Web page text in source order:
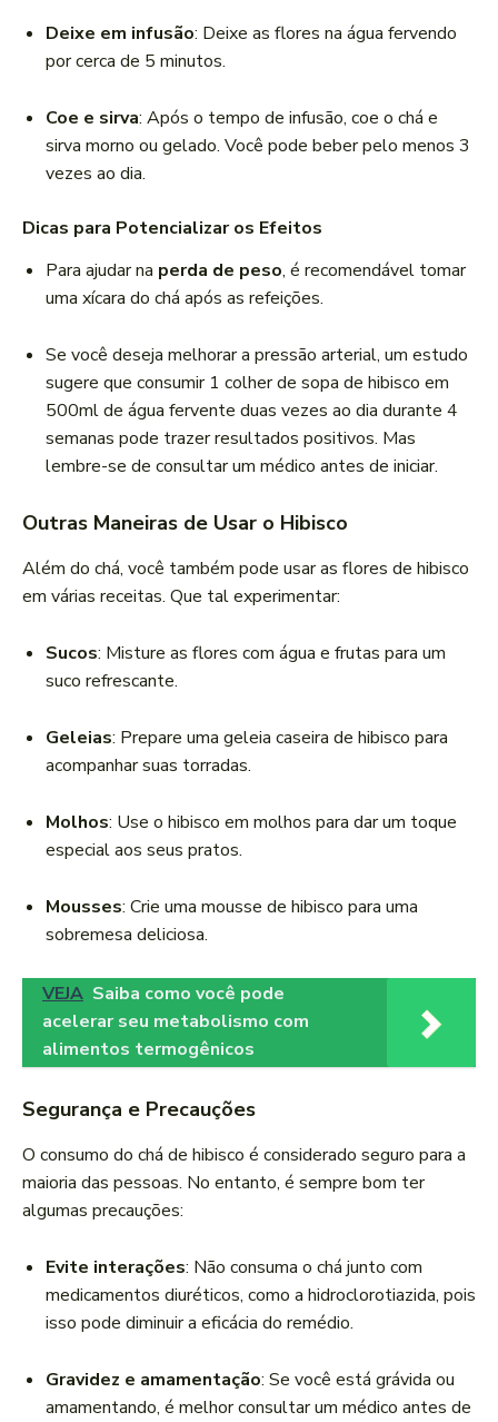
Deixe em infusão: Deixe as flores na água fervendo
por cerca de 5 minutos.
Coe e sirva: Após o tempo de infusão, coe o chá e
sirva morno ou gelado. Você pode beber pelo menos 3
vezes ao dia.
Dicas para Potencializar os Efeitos
Para ajudar na perda de peso, é recomendável tomar
uma xícara do chá após as refeições.
Se você deseja melhorar a pressão arterial, um estudo
sugere que consumir 1 colher de sopa de hibisco em
500ml de água fervente duas vezes ao dia durante 4
semanas pode trazer resultados positivos. Mas
lembre-se de consultar um médico antes de iniciar.
Outras Maneiras de Usar o Hibisco
Além do chá, você também pode usar as flores de hibisco
em várias receitas. Que tal experimentar:
Sucos: Misture as flores com água e frutas para um
suco refrescante.
Geleias: Prepare uma geleia caseira de hibisco para
acompanhar suas torradas.
Molhos: Use o hibisco em molhos para dar um toque
especial aos seus pratos.
Mousses: Crie uma mousse de hibisco para uma
sobremesa deliciosa.
VEJA Saiba como você pode
acelerar seu metabolismo com
alimentos termogênicos
Segurança e Precauções
O consumo do chá de hibisco é considerado seguro para a
maioria das pessoas. No entanto, é sempre bom ter
algumas precauções:
Evite interações: Não consuma o chá junto com
medicamentos diuréticos, como a hidroclorotiazida, pois
isso pode diminuir a eficácia do remédio.
Gravidez e amamentação: Se você está grávida ou
amamentando, é melhor consultar um médico antes de